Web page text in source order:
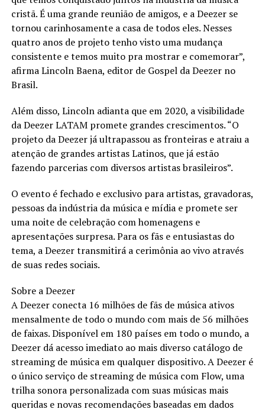
cristã. É uma grande reunião de amigos, e a Deezer se
tornou carinhosamente a casa de todos eles. Nesses
quatro anos de projeto tenho visto uma mudança
consistente e temos muito pra mostrar e comemorar”,
afirma Lincoln Baena, editor de Gospel da Deezer no
Brasil.
Além disso, Lincoln adianta que em 2020, a visibilidade
da Deezer LATAM promete grandes crescimentos. “O
projeto da Deezer já ultrapassou as fronteiras e atraiu a
atenção de grandes artistas Latinos, que já estão
fazendo parcerias com diversos artistas brasileiros”.
O evento é fechado e exclusivo para artistas, gravadoras,
pessoas da indústria da música e mídia e promete ser
uma noite de celebração com homenagens e
apresentações surpresa. Para os fãs e entusiastas do
tema, a Deezer transmitirá a cerimônia ao vivo através
de suas redes sociais.
Sobre a Deezer
A Deezer conecta 16 milhões de fãs de música ativos
mensalmente de todo o mundo com mais de 56 milhões
de faixas. Disponível em 180 países em todo o mundo, a
Deezer dá acesso imediato ao mais diverso catálogo de
streaming de música em qualquer dispositivo. A Deezer é
o único serviço de streaming de música com Flow, uma
trilha sonora personalizada com suas músicas mais
queridas e novas recomendações baseadas em dados